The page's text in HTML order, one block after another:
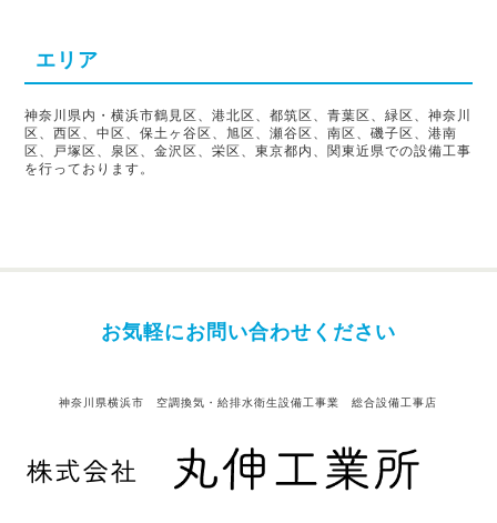
エリア
神奈川県内・横浜市鶴見区、港北区、都筑区、青葉区、緑区、神奈川
区、西区、中区、保土ヶ谷区、旭区、瀬谷区、南区、磯子区、港南
区、戸塚区、泉区、金沢区、栄区、東京都内、関東近県での設備工事
を行っております。
お気軽にお問い合わせください
神奈川県横浜市 空調換気・給排水衛生設備工事業 総合設備工事店